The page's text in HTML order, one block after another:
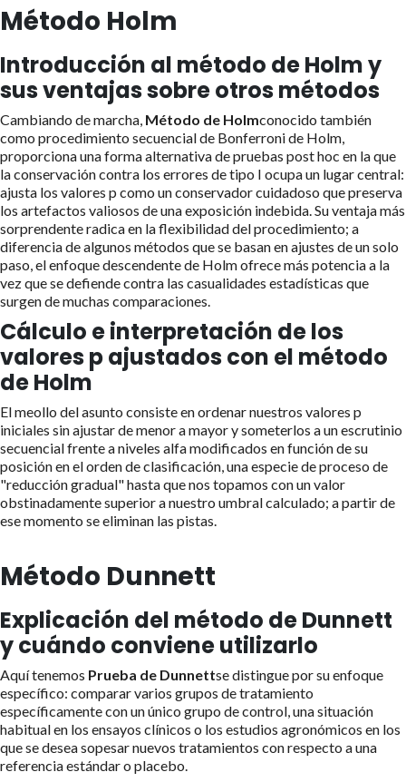
Método Holm
Introducción al método de Holm y
sus ventajas sobre otros métodos
Cambiando de marcha, Método de Holmconocido también
como procedimiento secuencial de Bonferroni de Holm,
proporciona una forma alternativa de pruebas post hoc en la que
la conservación contra los errores de tipo I ocupa un lugar central:
ajusta los valores p como un conservador cuidadoso que preserva
los artefactos valiosos de una exposición indebida. Su ventaja más
sorprendente radica en la flexibilidad del procedimiento; a
diferencia de algunos métodos que se basan en ajustes de un solo
paso, el enfoque descendente de Holm ofrece más potencia a la
vez que se defiende contra las casualidades estadísticas que
surgen de muchas comparaciones.
Cálculo e interpretación de los
valores p ajustados con el método
de Holm
El meollo del asunto consiste en ordenar nuestros valores p
iniciales sin ajustar de menor a mayor y someterlos a un escrutinio
secuencial frente a niveles alfa modificados en función de su
posición en el orden de clasificación, una especie de proceso de
"reducción gradual" hasta que nos topamos con un valor
obstinadamente superior a nuestro umbral calculado; a partir de
ese momento se eliminan las pistas.
Método Dunnett
Explicación del método de Dunnett
y cuándo conviene utilizarlo
Aquí tenemos Prueba de Dunnettse distingue por su enfoque
específico: comparar varios grupos de tratamiento
específicamente con un único grupo de control, una situación
habitual en los ensayos clínicos o los estudios agronómicos en los
que se desea sopesar nuevos tratamientos con respecto a una
referencia estándar o placebo.